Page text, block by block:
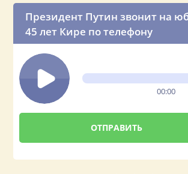
Президент Путин звонит на
45 лет Кире по телефону
00:00